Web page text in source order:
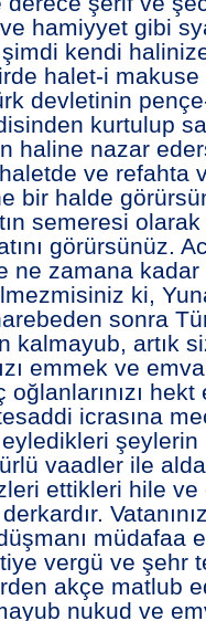
hamiyyet gibi
kendi
halet-i
devletinin
kurtulup
haline nazar
ve refahta
bir halde
semeresi olarak
görürsünüz.
ne zamana kadar
ki,
sonra
kalmayub, artık
emmek ve
oğlanlarınızı
icrasına
vaadler ile
ettikleri hile ve
müdafaa
vergü ve şehr
akçe matlub
nukud ve